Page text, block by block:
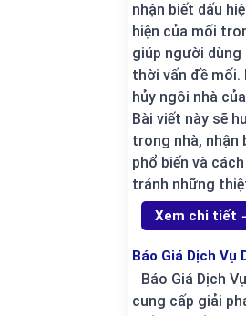
nhận biết dấu
hiện của mối
giúp người dùng
thời vấn đề
hủy ngôi nhà
Bài viết này sẽ
trong nhà, nhận
phổ biến và
tránh những
Xem chi tiết
Báo Giá Dịch Vụ
Báo Giá Dịch
cung cấp giải